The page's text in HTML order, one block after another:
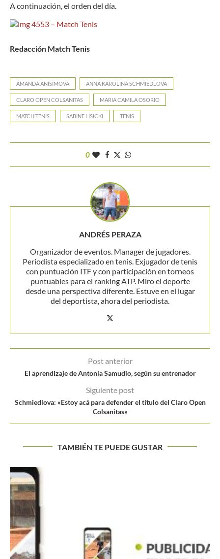
A continuación, el orden del día.
Redacción Match Tenis
AMANDA ANISIMOVA ANNA KAROLINA SCHMIEDLOVA
CLARO OPEN COLSANITAS MARIA CAMILA OSORIO
MATCH TENIS SABINE LISICKI TENIS
0
ANDRÉS PERAZA
Organizador de eventos. Manager de jugadores.
Periodista especializado en tenis. Exjugador de tenis
con puntuación ITF y con participación en torneos
puntuables para el ranking ATP. Miro el deporte
desde una perspectiva diferente. Estuve en el lugar
del deportista, ahora del periodista.
Post anterior
El aprendizaje de Antonia Samudio, según su entrenador
Siguiente post
Schmiedlova: «Estoy acá para defender el título del Claro Open
Colsanitas»
TAMBIÉN TE PUEDE GUSTAR
Exhibición de talento por parte de Federer en su